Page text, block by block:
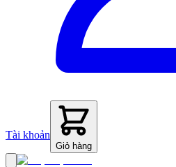
Tài khoản
Giỏ hàng